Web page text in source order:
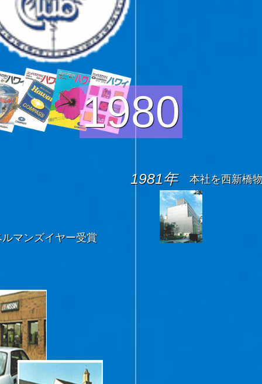
1980
1981年 本社を西新橋
マンズイヤー受賞